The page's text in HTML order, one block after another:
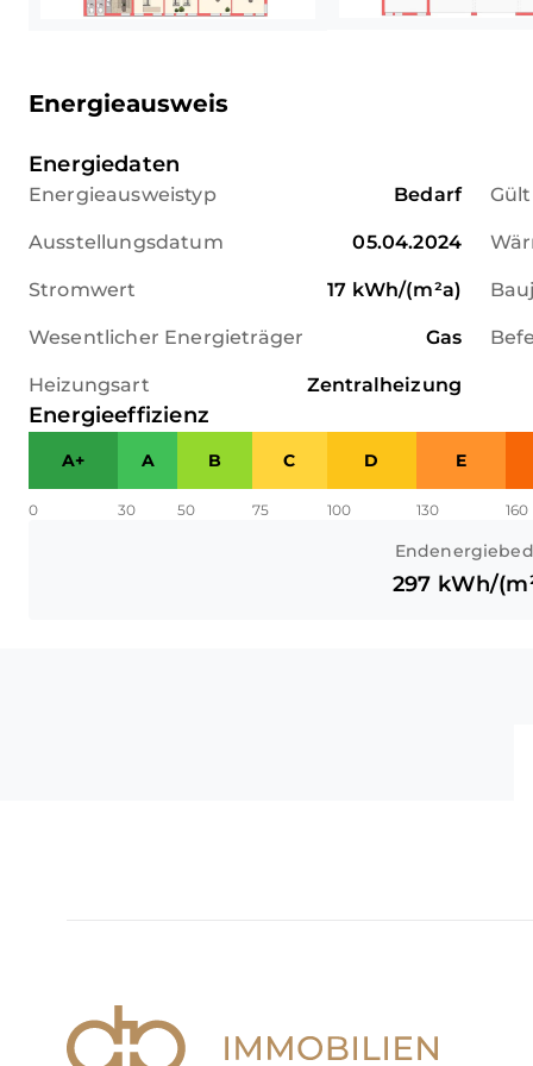
sind natürlich ebenfalls
Energieausweis
Energiedaten
Energieausweistyp Bedarf
Ausstellungsdatum 05.04.2024
Stromwert 17 kWh/(m²a)
Wesentlicher Energieträger Gas
Heizungsart Zentralheizung
Energieeffizienz
A+ A B C D E
0 30 50 75 100 130 160
297 kWh/